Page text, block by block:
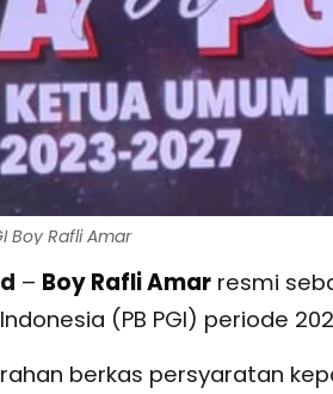
Boy Rafli Amar
– Boy Rafli Amarresmi
(PB PGI) periode
berkas persyaratan